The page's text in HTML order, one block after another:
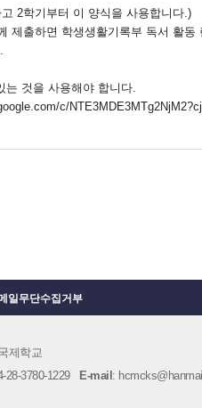
2학기부터 이 양식을 사용합니다.)
제출하면 학생생활기록부 독서 활동
는 것을 사용해야 합니다.
c/
일무단수집거부
제학교
28-3780-1229 E-mail :